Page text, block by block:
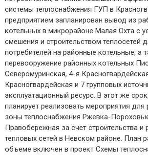
системы теплоснабжения ГУП в
предприятием запланирован вывод из
котельных в микрорайоне Малая Охта с
смешения и строительством теплосетей
потребителей на районные котельные, а
перевооружение районных котельных
Северомуринская, 4-я
Красногвардейская и 7 групповых
эксплуатационный ресурс. В этот же
планирует реализовать мероприятия для
зоны теплоснабжения Ржевка-
Правобережная за счет строительства и
тепловых сетей в Невском районе. План
объеме включен в проект Схемы